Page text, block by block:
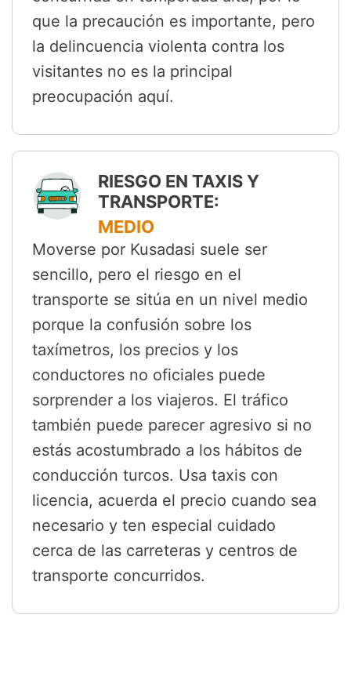
que la precaución es importante, pero
la delincuencia violenta contra los
visitantes no es la principal
preocupación aquí.
RIESGO EN TAXIS Y
TRANSPORTE:
MEDIO
Moverse por Kusadasi suele ser
sencillo, pero el riesgo en el
transporte se sitúa en un nivel medio
porque la confusión sobre los
taxímetros, los precios y los
conductores no oficiales puede
sorprender a los viajeros. El tráfico
también puede parecer agresivo si no
estás acostumbrado a los hábitos de
conducción turcos. Usa taxis con
licencia, acuerda el precio cuando sea
necesario y ten especial cuidado
cerca de las carreteras y centros de
transporte concurridos.